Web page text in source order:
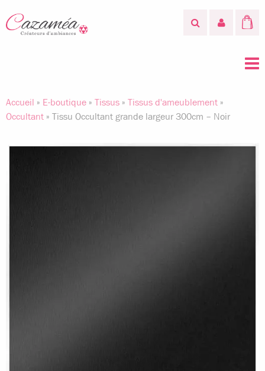
Accueil » E-boutique » Tissus » Tissus d'ameublement »
Occultant » Tissu Occultant grande largeur 300cm – Noir